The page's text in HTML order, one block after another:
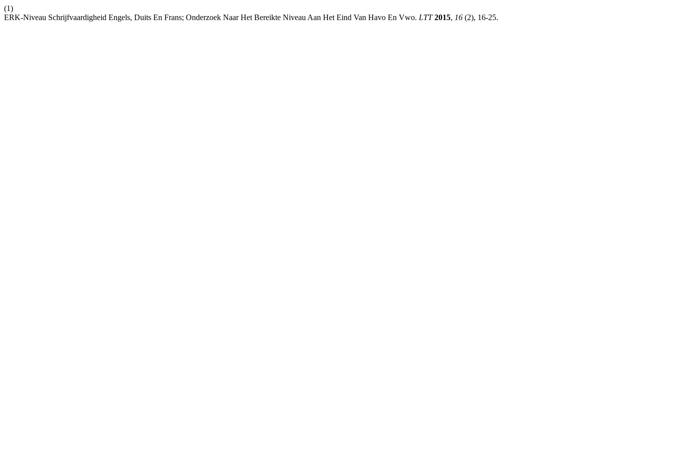
(1)
ERK-Niveau Schrijfvaardigheid Engels, Duits En Frans; Onderzoek Naar Het Bereikte Niveau Aan Het Eind Van Havo En Vwo. LTT 2015, 16 (2), 16-25.